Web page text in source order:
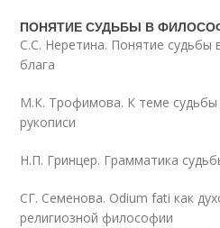
ПОНЯТИЕ СУДЬБЫ В
С.С. Неретина. Понятие судьбы
блага
М.К. Трофимова. К теме судьбы
рукописи
Н.П. Гринцер. Грамматика
СГ. Семенова. Odium fati как
религиозной философии